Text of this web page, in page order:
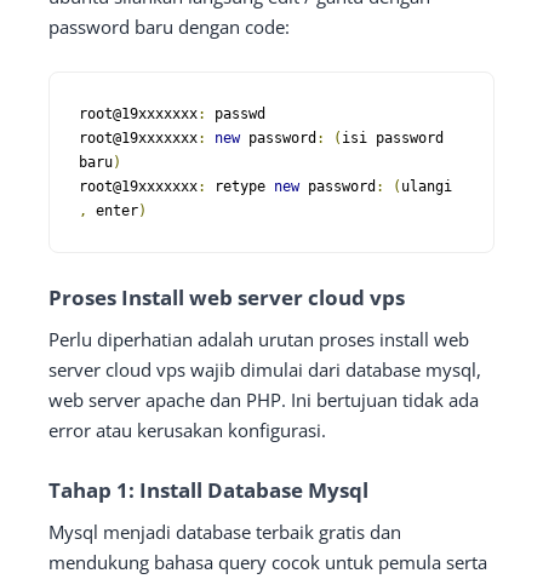
password baru dengan code:
root@19xxxxxxx:
passwd
root@19xxxxxxx: new password : ( isi password
baru)
root@19xxxxxxx: retype new password : (
,
enter)
Proses Install web server cloud vps
Perlu diperhatian adalah urutan proses install web
server cloud vps wajib dimulai dari database mysql,
web server apache dan PHP. Ini bertujuan tidak ada
error atau kerusakan konfigurasi.
Tahap 1: Install Database Mysql
Mysql menjadi database terbaik gratis dan
mendukung bahasa query cocok untuk pemula serta